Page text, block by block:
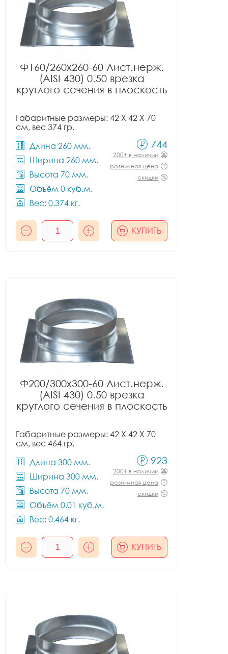
Ф160/260x260-60 Лист.нерж.
(AISI 430) 0.50 врезка
круглого сечения в плоскость
Габаритные размеры: 42 X 42 X 70
см, вес 374 гр.
Длина 260 мм.
Ширина 260 мм.
Высота 70 мм.
Объём 0 куб.м.
Вес: 0.374 кг.
744
200+ в наличии
розничная цена
скидки
КУПИТЬ
Ф200/300x300-60 Лист.нерж.
(AISI 430) 0.50 врезка
круглого сечения в плоскость
Габаритные размеры: 42 X 42 X 70
см, вес 464 гр.
Длина 300 мм.
Ширина 300 мм.
Высота 70 мм.
Объём 0.01 куб.м.
Вес: 0.464 кг.
923
200+ в наличии
розничная цена
скидки
КУПИТЬ